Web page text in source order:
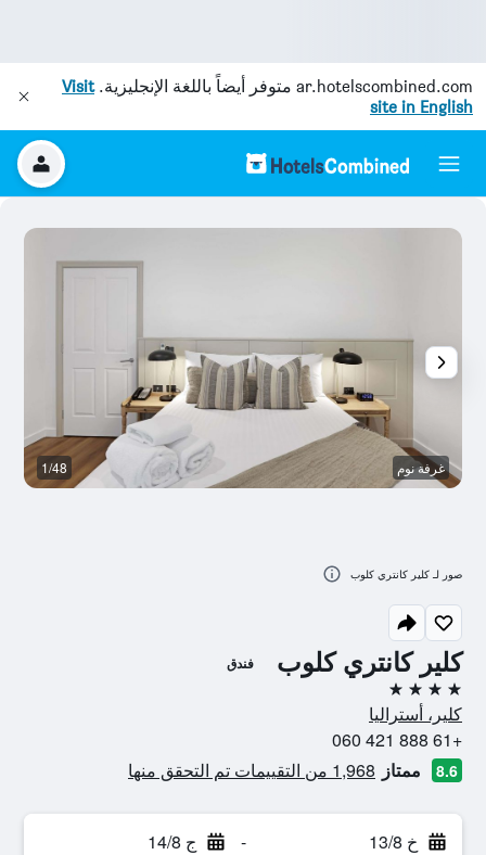
ar.hotelscombined.com متوفر أيضاً باللغة الإنجليزية.Visit
site in English
كلير كانتري كلوب فندق
4 نجوم
كلير، أستراليا
+61 888 421 060
8.6 ممتاز 1,968 من التقييمات تم التحقق منها
خ 13/8 - ج 14/8
غرفة نوم 1/48
صور لـ كلير كانتري كلوب